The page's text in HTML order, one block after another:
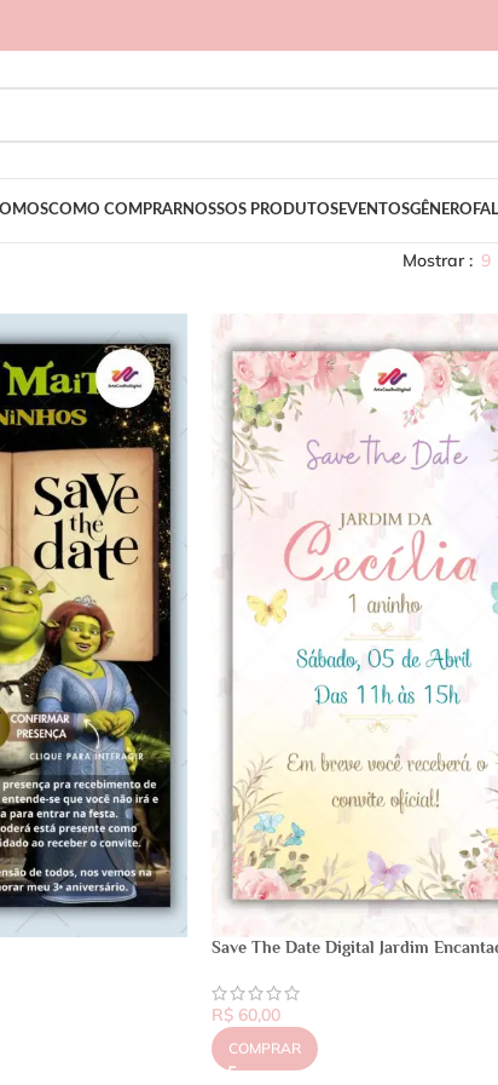
COMO COMPRARNOSSOS PRODUTOSEVENTOSGÊNERO
Mostrar 9
Save The Date Digital Jardim
R$60,00
COMPRAR